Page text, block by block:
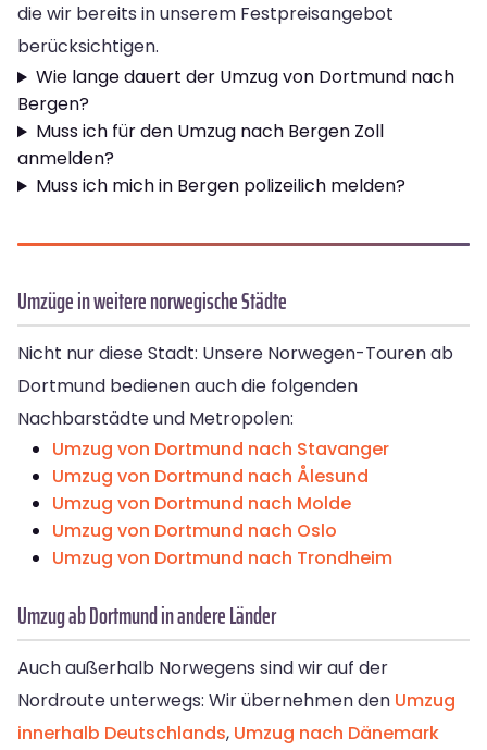
die wir bereits in unserem Festpreisangebot
berücksichtigen.
Wie lange dauert der Umzug von Dortmund nach
Bergen?
Muss ich für den Umzug nach Bergen Zoll
anmelden?
Muss ich mich in Bergen polizeilich melden?
Umzüge in weitere norwegische Städte
Nicht nur diese Stadt: Unsere Norwegen-Touren ab
Dortmund bedienen auch die folgenden
Nachbarstädte und Metropolen:
Umzug von Dortmund nach Stavanger
Umzug von Dortmund nach Ålesund
Umzug von Dortmund nach Molde
Umzug von Dortmund nach Oslo
Umzug von Dortmund nach Trondheim
Umzug ab Dortmund in andere Länder
Auch außerhalb Norwegens sind wir auf der
Nordroute unterwegs: Wir übernehmen den Umzug
innerhalb Deutschlands, Umzug nach Dänemark